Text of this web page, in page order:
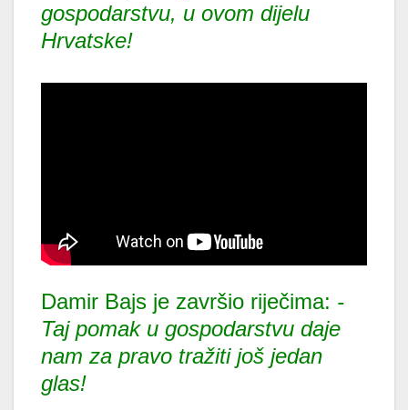
gospodarstvu, u ovom dijelu
Hrvatske!
Damir Bajs je završio riječima: -
Taj pomak u gospodarstvu daje
nam za pravo tražiti još jedan
glas!